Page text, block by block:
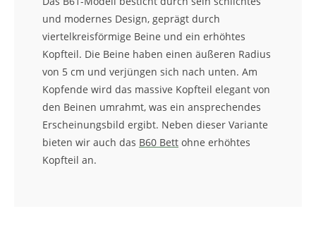
und modernes Design, geprägt durch
viertelkreisförmige Beine und ein erhöhtes
Kopfteil. Die Beine haben einen äußeren Radius
von 5 cm und verjüngen sich nach unten. Am
Kopfende wird das massive Kopfteil elegant von
den Beinen umrahmt, was ein ansprechendes
Erscheinungsbild ergibt. Neben dieser Variante
bieten wir auch das B60 Bett ohne erhöhtes
Kopfteil an.